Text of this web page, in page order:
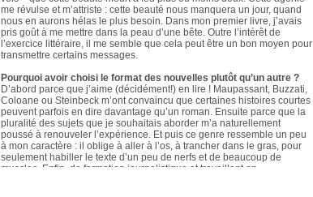
me révulse et m’attriste : cette beauté nous manquera un jour, quand
nous en aurons hélas le plus besoin. Dans mon premier livre, j’avais
pris goût à me mettre dans la peau d’une bête. Outre l’intérêt de
l’exercice littéraire, il me semble que cela peut être un bon moyen pour
transmettre certains messages.
Pourquoi avoir choisi le format des nouvelles plutôt qu’un autre ?
D’abord parce que j’aime (décidément!) en lire ! Maupassant, Buzzati,
Coloane ou Steinbeck m’ont convaincu que certaines histoires courtes
peuvent parfois en dire davantage qu’un roman. Ensuite parce que la
pluralité des sujets que je souhaitais aborder m’a naturellement
poussé à renouveler l’expérience. Et puis ce genre ressemble un peu
à mon caractère : il oblige à aller à l’os, à trancher dans le gras, pour
seulement habiller le texte d’un peu de nerfs et de beaucoup de
muscles. Enfin, de formation journalistique et travaillant en